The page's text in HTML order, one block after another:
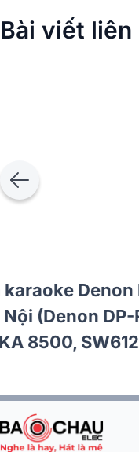
Bài viết liên
Lắp đặt dàn
Đoàn tại Hà Nội
BKSound DKA